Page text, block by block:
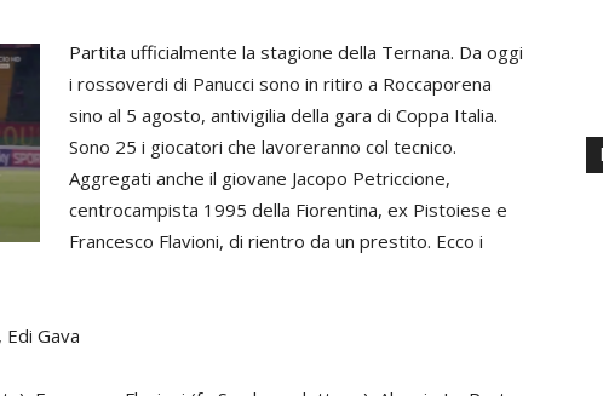
Partita ufficialmente la stagione della Ternana. Da oggi
i rossoverdi di Panucci sono in ritiro a Roccaporena
sino al 5 agosto, antivigilia della gara di Coppa Italia.
Sono 25 i giocatori che lavoreranno col tecnico.
Aggregati anche il giovane Jacopo Petriccione,
centrocampista 1995 della Fiorentina, ex Pistoiese e
Francesco Flavioni, di rientro da un prestito. Ecco i
Edi Gava